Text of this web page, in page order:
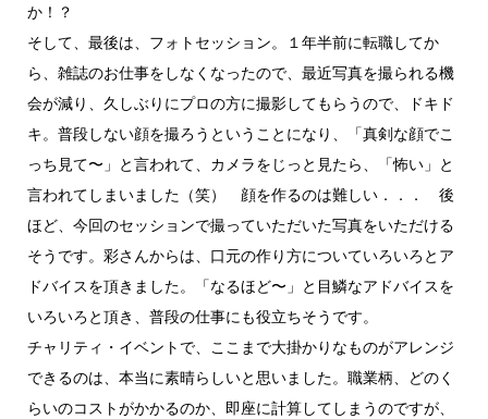
か！？
そして、最後は、フォトセッション。１年半前に転職してか
ら、雑誌のお仕事をしなくなったので、最近写真を撮られる機
会が減り、久しぶりにプロの方に撮影してもらうので、ドキド
キ。普段しない顔を撮ろうということになり、「真剣な顔でこ
っち見て〜」と言われて、カメラをじっと見たら、「怖い」と
言われてしまいました（笑） 顔を作るのは難しい．．． 後
ほど、今回のセッションで撮っていただいた写真をいただける
そうです。彩さんからは、口元の作り方についていろいろとア
ドバイスを頂きました。「なるほど〜」と目鱗なアドバイスを
いろいろと頂き、普段の仕事にも役立ちそうです。
チャリティ・イベントで、ここまで大掛かりなものがアレンジ
できるのは、本当に素晴らしいと思いました。職業柄、どのく
らいのコストがかかるのか、即座に計算してしまうのですが、